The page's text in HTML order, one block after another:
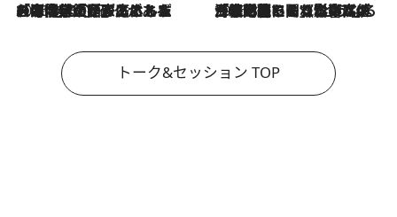
2026.8.3
「今後値上げがあるとすれば…」「リスクがあるのは今年の冬」エネルギー専門家が語る、ホルムズ海峡封鎖が家庭にもたらす“ある心配” 2026.8.3
「住宅建てられない…」「サーチャージ料の高値が続いている」ホルムズ海峡封鎖による影響はいつまで続く？《エネルギー専門家に聞く“どうなる日本の暮らし”》
トーク&セッション TOP